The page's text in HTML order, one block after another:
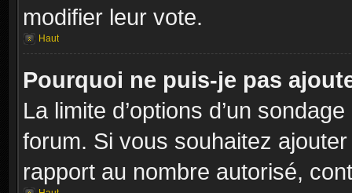
modifier leur vote.
Haut
Pourquoi ne puis-je pas
La limite d’options d’un
forum. Si vous souhaitez
rapport au nombre autorisé,